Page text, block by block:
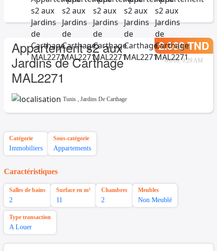
Appartement s2 aux
Jardins de Carthage
MAL2271
2.300 TND
6/6/26, 9:29 AM
Tunis , Jardins De Carthage
Catégorie
Immobiliers
Sous-catégorie
Appartements
Caractéristiques
Salles de bains
2
Surface en m²
11
Chambres
2
Meubles
Non Meublé
Type transaction
A Louer